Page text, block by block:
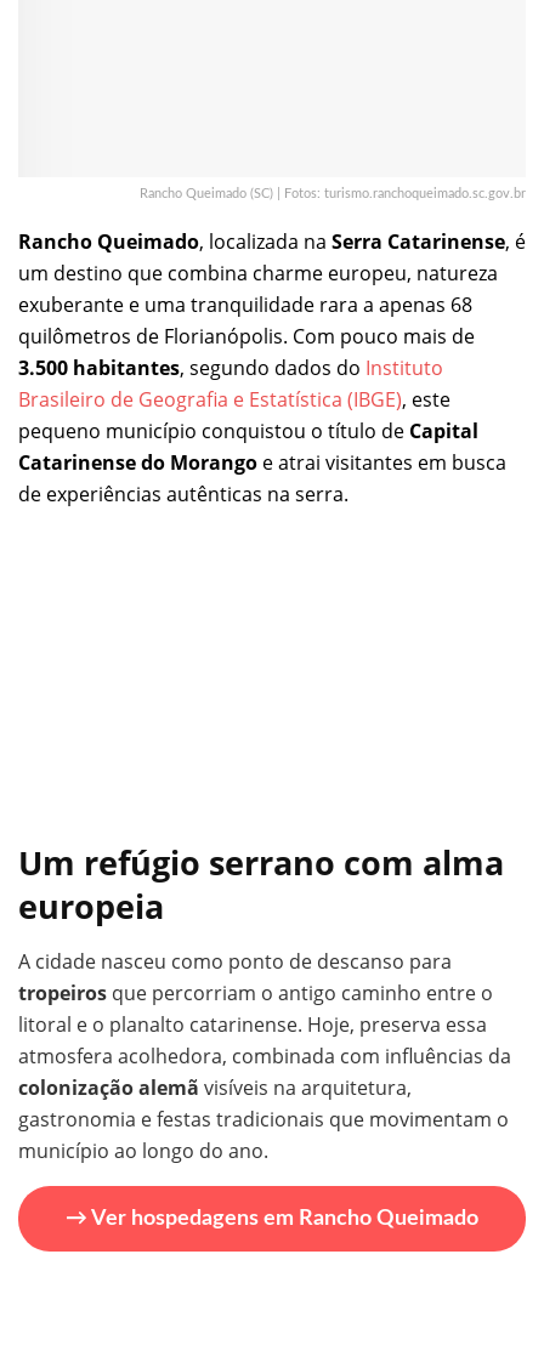
Rancho Queimado (SC) | Fotos: turismo.ranchoqueimado.sc.gov.br
Rancho Queimado, localizada na Serra Catarinense, é
um destino que combina charme europeu, natureza
exuberante e uma tranquilidade rara a apenas 68
quilômetros de Florianópolis. Com pouco mais de
3.500 habitantes, segundo dados do Instituto
Brasileiro de Geografia e Estatística (IBGE), este
pequeno município conquistou o título de Capital
Catarinense do Morango e atrai visitantes em busca
de experiências autênticas na serra.
Um refúgio serrano com alma
europeia
A cidade nasceu como ponto de descanso para
tropeiros que percorriam o antigo caminho entre o
litoral e o planalto catarinense. Hoje, preserva essa
atmosfera acolhedora, combinada com influências da
colonização alemã visíveis na arquitetura,
gastronomia e festas tradicionais que movimentam o
município ao longo do ano.
→ Ver hospedagens em Rancho Queimado